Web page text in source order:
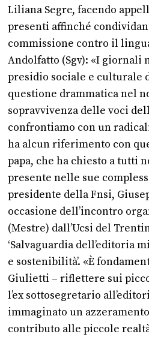
Liliana Segre, facendo
presenti affinché
commissione contro il
Andolfatto (Sgv): «I giornali
presidio sociale e culturale
questione drammatica nel
sopravvivenza delle voci
confrontiamo con un
ha alcun riferimento con
papa, che ha chiesto a tutti
presente nelle sue
presidente della Fnsi,
occasione dell’incontro
(Mestre) dall’Ucsi del
‘Salvaguardia dell’editoria
e sostenibilità’. «È
Giulietti – riflettere sui
l’ex sottosegretario
immaginato un
contributo alle piccole